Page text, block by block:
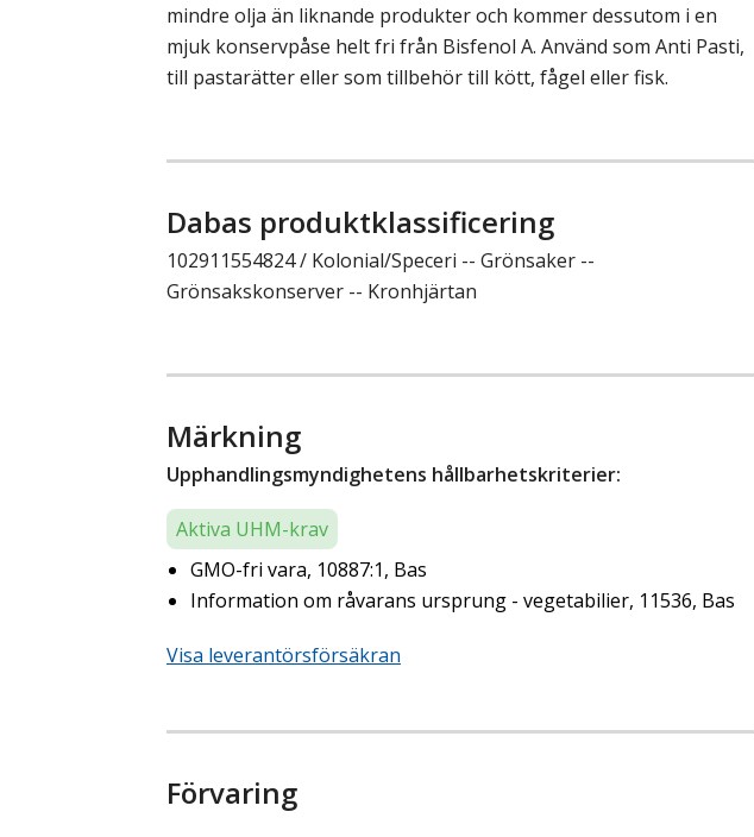
mindre olja än liknande produkter och kommer dessutom i en
mjuk konservpåse helt fri från Bisfenol A. Använd som Anti Pasti,
till pastarätter eller som tillbehör till kött, fågel eller fisk.
Dabas produktklassificering
102911554824 / Kolonial/Speceri -- Grönsaker --
Grönsakskonserver -- Kronhjärtan
Märkning
Upphandlingsmyndighetens hållbarhetskriterier:
Aktiva UHM-krav
GMO-fri vara, 10887:1, Bas
Information om råvarans ursprung - vegetabilier, 11536, Bas
Visa leverantörsförsäkran
Förvaring